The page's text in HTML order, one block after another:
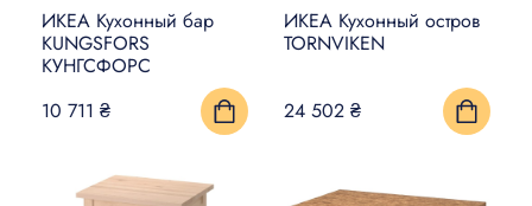
ИКЕА Кухонный бар
KUNGSFORS
КУНГСФОРС
10 711 ₴
ИКЕА Кухонный остров
TORNVIKEN
24 502 ₴